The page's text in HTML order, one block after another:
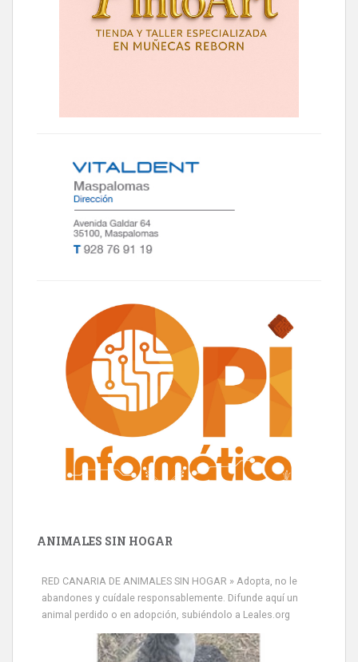
ANIMALES SIN HOGAR
RED CANARIA DE ANIMALES SIN HOGAR » Adopta, no le
abandones y cuídale responsablemente. Difunde aquí un
animal perdido o en adopción, subiéndolo a Leales.org